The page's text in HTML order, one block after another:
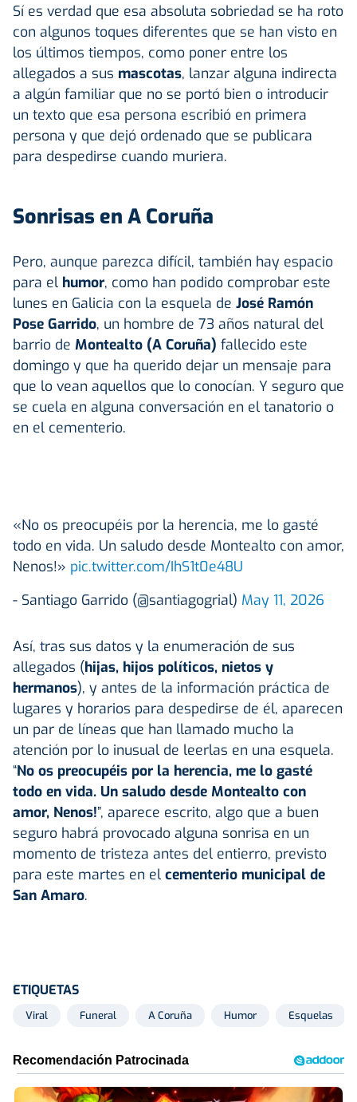
Sí es verdad que esa absoluta sobriedad se ha roto
con algunos toques diferentes que se han visto en
los últimos tiempos, como poner entre los
allegados a sus mascotas, lanzar alguna indirecta
a algún familiar que no se portó bien o introducir
un texto que esa persona escribió en primera
persona y que dejó ordenado que se publicara
para despedirse cuando muriera.
Sonrisas en A Coruña
Pero, aunque parezca difícil, también hay espacio
para el humor, como han podido comprobar este
lunes en Galicia con la esquela de José Ramón
Pose Garrido, un hombre de 73 años natural del
barrio de Montealto (A Coruña) fallecido este
domingo y que ha querido dejar un mensaje para
que lo vean aquellos que lo conocían. Y seguro que
se cuela en alguna conversación en el tanatorio o
en el cementerio.
«No os preocupéis por la herencia, me lo gasté
todo en vida. Un saludo desde Montealto con amor,
Nenos!» pic.twitter.com/IhS1t0e48U
- Santiago Garrido (@santiagogrial) May 11, 2026
Así, tras sus datos y la enumeración de sus
allegados (hijas, hijos políticos, nietos y
hermanos), y antes de la información práctica de
lugares y horarios para despedirse de él, aparecen
un par de líneas que han llamado mucho la
atención por lo inusual de leerlas en una esquela.
“No os preocupéis por la herencia, me lo gasté
todo en vida. Un saludo desde Montealto con
amor, Nenos!”, aparece escrito, algo que a buen
seguro habrá provocado alguna sonrisa en un
momento de tristeza antes del entierro, previsto
para este martes en el cementerio municipal de
San Amaro.
ETIQUETAS
Viral Funeral A Coruña Humor Esquelas